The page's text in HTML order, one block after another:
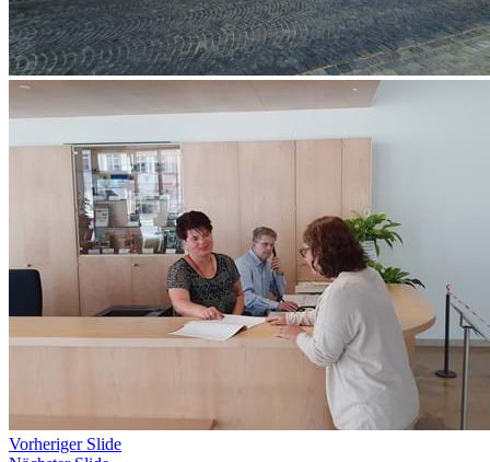
Vorheriger Slide